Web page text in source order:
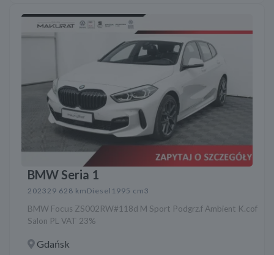
BMW Seria 1
202329 628 km Diesel 1995 cm3
BMW Focus ZS002RW#118d M Sport Podgrz.f Ambient K.cof
Salon PL VAT 23%
Gdańsk